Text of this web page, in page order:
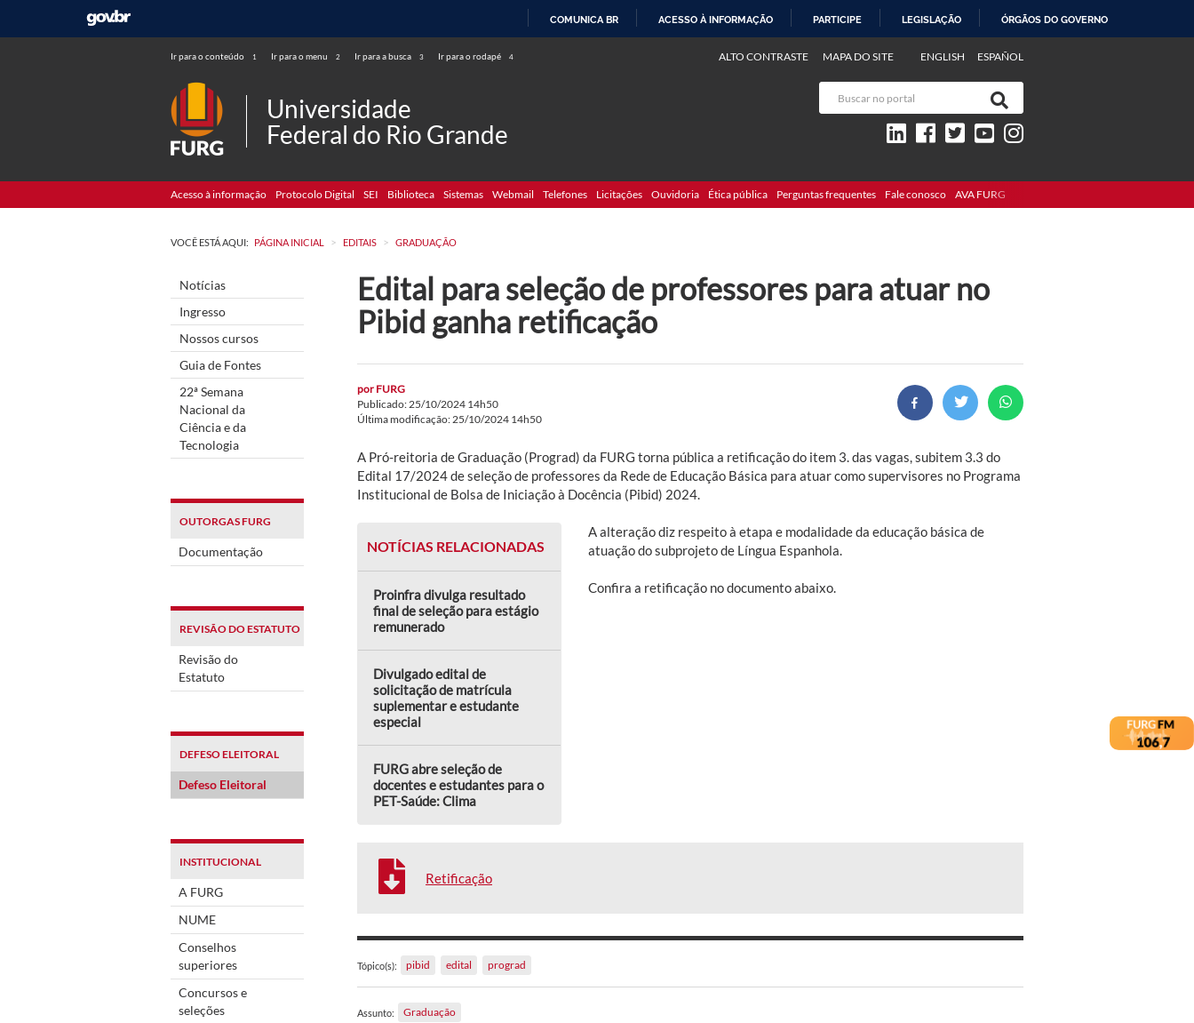
COMUNICA BR ACESSO À INFORMAÇÃO PARTICIPE LEGISLAÇÃO ÓRGÃOS DO GOVERNO
Ir para o conteúdo 1 Ir para o menu 2 Ir para a busca 3 Ir para o rodapé 4 ENGLISH ESPAÑOL
ALTO CONTRASTE MAPA DO SITE
Universidade
Federal do Rio Grande
Acesso à informação Protocolo Digital SEI Biblioteca Sistemas Webmail Telefones Licitações Ouvidoria Ética pública Perguntas frequentes Fale conosco AVA FURG
VOCÊ ESTÁ AQUI: PÁGINA INICIAL > EDITAIS > GRADUAÇÃO
Notícias
Ingresso
Nossos cursos
Guia de Fontes
22ª Semana
Nacional da
Ciência e da
Tecnologia
OUTORGAS FURG
Documentação
REVISÃO DO ESTATUTO
Revisão do
Estatuto
DEFESO ELEITORAL
Defeso Eleitoral
INSTITUCIONAL
A FURG
NUME
Conselhos
superiores
Concursos e
seleções
Edital para seleção de professores para atuar no
Pibid ganha retificação
por FURG
Publicado: 25/10/2024 14h50
Última modificação: 25/10/2024 14h50
A Pró-reitoria de Graduação (Prograd) da FURG torna pública a retificação do item 3. das vagas, subitem 3.3 do
Edital 17/2024 de seleção de professores da Rede de Educação Básica para atuar como supervisores no Programa
Institucional de Bolsa de Iniciação à Docência (Pibid) 2024.
NOTÍCIAS RELACIONADAS
Proinfra divulga resultado
final de seleção para estágio
remunerado
Divulgado edital de
solicitação de matrícula
suplementar e estudante
especial
FURG abre seleção de
docentes e estudantes para o
PET-Saúde: Clima
A alteração diz respeito à etapa e modalidade da educação básica de
atuação do subprojeto de Língua Espanhola.
Confira a retificação no documento abaixo.
Retificação
Tópico(s): pibid edital prograd
Assunto: Graduação